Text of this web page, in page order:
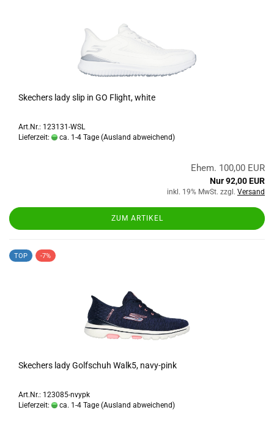
Skechers lady slip in GO Flight, white
Art.Nr.: 123131-WSL
Lieferzeit:
ca. 1-4 Tage (Ausland abweichend)
Ehem. 100,00 EUR
Nur 92,00 EUR
inkl. 19% MwSt. zzgl. Versand
ZUM ARTIKEL
TOP -7%
Skechers lady Golfschuh Walk5, navy-pink
Art.Nr.: 123085-nvypk
Lieferzeit:
ca. 1-4 Tage (Ausland abweichend)